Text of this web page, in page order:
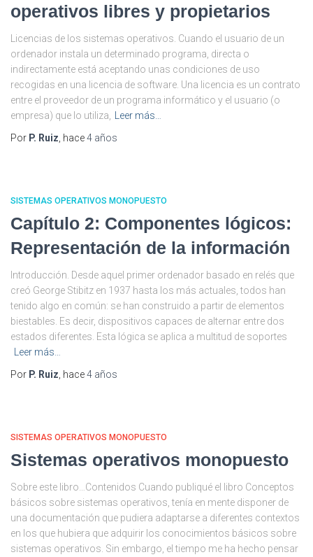
operativos libres y propietarios
Licencias de los sistemas operativos. Cuando el usuario de un
ordenador instala un determinado programa, directa o
indirectamente está aceptando unas condiciones de uso
recogidas en una licencia de software. Una licencia es un contrato
entre el proveedor de un programa informático y el usuario (o
empresa) que lo utiliza,
Leer más…
Por P. Ruiz , hace4 años
SISTEMAS OPERATIVOS MONOPUESTO
Capítulo 2: Componentes lógicos:
Representación de la información
Introducción. Desde aquel primer ordenador basado en relés que
creó George Stibitz en 1937 hasta los más actuales, todos han
tenido algo en común: se han construido a partir de elementos
biestables. Es decir, dispositivos capaces de alternar entre dos
estados diferentes. Esta lógica se aplica a multitud de soportes
Leer más…
Por P. Ruiz , hace4 años
SISTEMAS OPERATIVOS MONOPUESTO
Sistemas operativos monopuesto
Sobre este libro…Contenidos Cuando publiqué el libro Conceptos
básicos sobre sistemas operativos, tenía en mente disponer de
una documentación que pudiera adaptarse a diferentes contextos
en los que hubiera que adquirir los conocimientos básicos sobre
sistemas operativos. Sin embargo, el tiempo me ha hecho pensar